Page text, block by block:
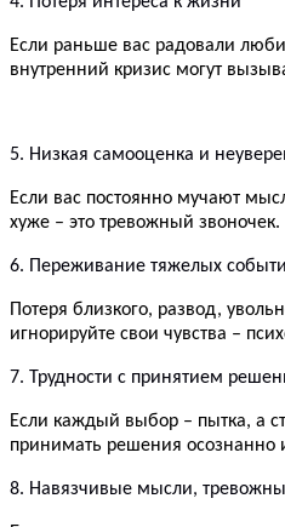
Если раньше вас радовали
внутренний кризис могут
5. Низкая самооценка и
Если вас постоянно мучают
хуже – это тревожный
6. Переживание тяжелых
Потеря близкого, развод,
игнорируйте свои чувства –
7. Трудности с принятием
Если каждый выбор – пытка, а
принимать решения осознанно
8. Навязчивые мысли,